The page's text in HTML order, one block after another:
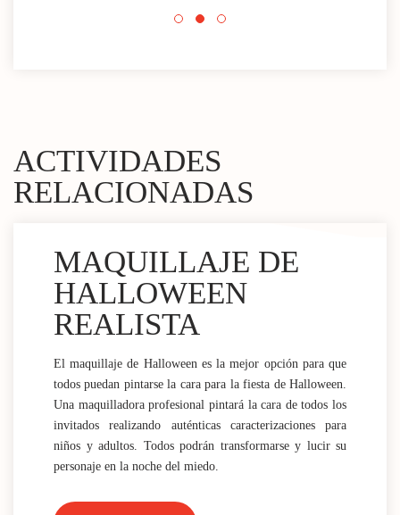
ACTIVIDADES
RELACIONADAS
MAQUILLAJE DE
HALLOWEEN
REALISTA
El maquillaje de Halloween es la mejor opción para que
todos puedan pintarse la cara para la fiesta de Halloween.
Una maquilladora profesional pintará la cara de todos los
invitados realizando auténticas caracterizaciones para
niños y adultos. Todos podrán transformarse y lucir su
personaje en la noche del miedo.